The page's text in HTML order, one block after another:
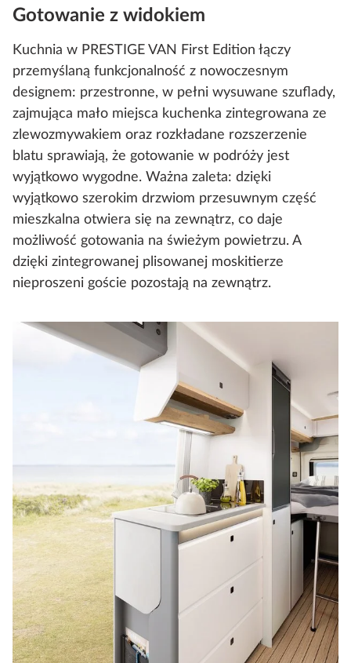
Gotowanie z widokiem
Kuchnia w PRESTIGE VAN First Edition łączy
przemyślaną funkcjonalność z nowoczesnym
designem: przestronne, w pełni wysuwane szuflady,
zajmująca mało miejsca kuchenka zintegrowana ze
zlewozmywakiem oraz rozkładane rozszerzenie
blatu sprawiają, że gotowanie w podróży jest
wyjątkowo wygodne. Ważna zaleta: dzięki
wyjątkowo szerokim drzwiom przesuwnym część
mieszkalna otwiera się na zewnątrz, co daje
możliwość gotowania na świeżym powietrzu. A
dzięki zintegrowanej plisowanej moskitierze
nieproszeni goście pozostają na zewnątrz.